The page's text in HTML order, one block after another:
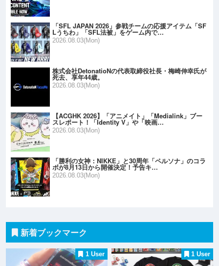
「SFL JAPAN 2026」参戦チームの応援アイテム「SF
Lうちわ」「SFL法被」をゲーム内で…
2026.08.03(Mon)
株式会社DetonatioNの代表取締役社長・梅崎伸幸氏が
死去、享年44歳。
2026.08.03(Mon)
【ACGHK 2026】「アニメイト」「Medialink」ブー
スレポート！「Identity V」や「映画…
2026.08.03(Mon)
「勝利の女神：NIKKE」と30周年「ペルソナ」のコラ
ボが8月13日から開催決定！予告キ…
2026.08.03(Mon)
新着ブックマーク
1 User 1 User